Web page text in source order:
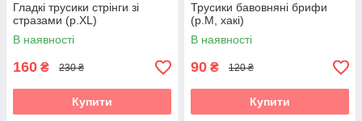
Гладкі трусики стрінги зі
стразами (р.XL)
В наявності
160 ₴ 230 ₴
Купити
Трусики бавовняні брифи
(р.М, хакі)
В наявності
90 ₴ 120 ₴
Купити